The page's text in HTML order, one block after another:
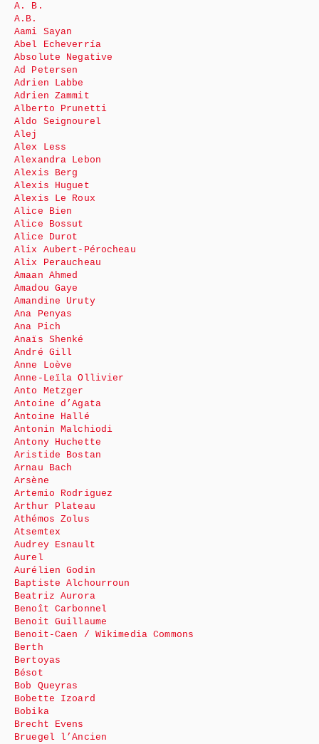
A. B.
A.B.
Aami Sayan
Abel Echeverría
Absolute Negative
Ad Petersen
Adrien Labbe
Adrien Zammit
Alberto Prunetti
Aldo Seignourel
Alej
Alex Less
Alexandra Lebon
Alexis Berg
Alexis Huguet
Alexis Le Roux
Alice Bien
Alice Bossut
Alice Durot
Alix Aubert-Pérocheau
Alix Peraucheau
Amaan Ahmed
Amadou Gaye
Amandine Uruty
Ana Penyas
Ana Pich
Anaïs Shenké
André Gill
Anne Loève
Anne-Leïla Ollivier
Anto Metzger
Antoine d’Agata
Antoine Hallé
Antonin Malchiodi
Antony Huchette
Aristide Bostan
Arnau Bach
Arsène
Artemio Rodriguez
Arthur Plateau
Athémos Zolus
Atsemtex
Audrey Esnault
Aurel
Aurélien Godin
Baptiste Alchourroun
Beatriz Aurora
Benoît Carbonnel
Benoit Guillaume
Benoit-Caen / Wikimedia Commons
Berth
Bertoyas
Bésot
Bob Queyras
Bobette Izoard
Bobika
Brecht Evens
Bruegel l’Ancien